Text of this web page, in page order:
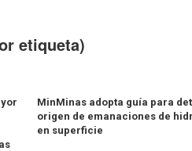
etiqueta)
MinMinas adopta guía para
origen de emanaciones de
en superficie